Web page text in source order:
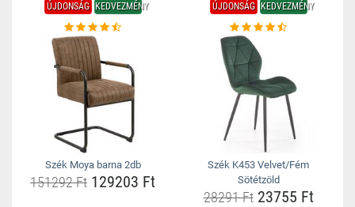
ÚJDONSÁG KEDVEZMÉNY
Szék Moya barna 2db
151292 Ft 129203 Ft
ÚJDONSÁG KEDVEZMÉNY
Szék K453 Velvet/Fém
Sötétzöld
28291 Ft23755 Ft